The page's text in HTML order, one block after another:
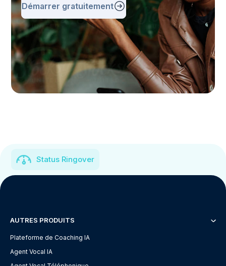
Démarrer gratuitement
Status Ringover
AUTRES PRODUITS
Plateforme de Coaching IA
Agent Vocal IA